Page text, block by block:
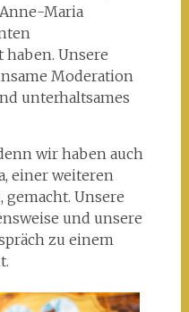
Maria
haben. Unsere
Moderation
unterhaltsames
wir haben auch
einer weiteren
Unsere
und unsere
zu einem